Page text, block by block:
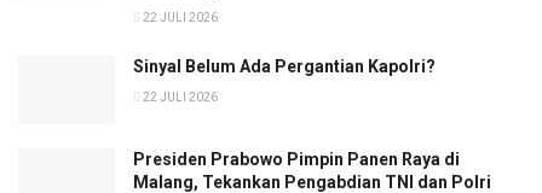
22 JULI 2026
Sinyal Belum Ada Pergantian Kapolri?
22 JULI 2026
Presiden Prabowo Pimpin Panen Raya di
Malang, Tekankan Pengabdian TNI dan Polri